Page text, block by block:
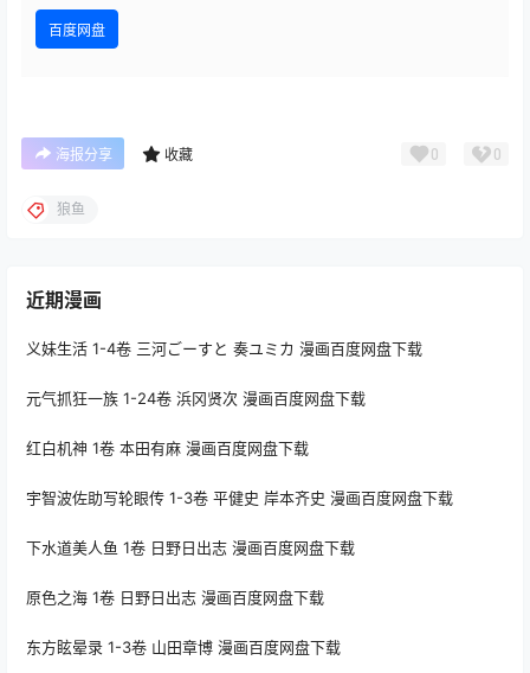
百度网盘
海报分享 收藏 0 0
狼鱼
近期漫画
义妹生活 1-4卷 三河ごーすと 奏ユミカ 漫画百度网盘下载
元气抓狂一族 1-24卷 浜冈贤次 漫画百度网盘下载
红白机神 1卷 本田有麻 漫画百度网盘下载
宇智波佐助写轮眼传 1-3卷 平健史 岸本齐史 漫画百度网盘下载
下水道美人鱼 1卷 日野日出志 漫画百度网盘下载
原色之海 1卷 日野日出志 漫画百度网盘下载
东方眩晕录 1-3卷 山田章博 漫画百度网盘下载